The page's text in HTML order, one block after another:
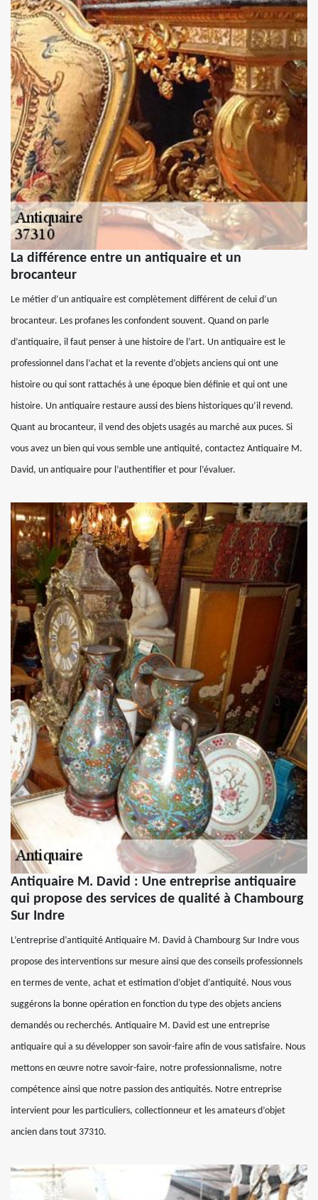
La différence entre un antiquaire et un
brocanteur
Le métier d’un antiquaire est complètement différent de celui d’un
brocanteur. Les profanes les confondent souvent. Quand on parle
d’antiquaire, il faut penser à une histoire de l’art. Un antiquaire est le
professionnel dans l’achat et la revente d’objets anciens qui ont une
histoire ou qui sont rattachés à une époque bien définie et qui ont une
histoire. Un antiquaire restaure aussi des biens historiques qu’il revend.
Quant au brocanteur, il vend des objets usagés au marché aux puces. Si
vous avez un bien qui vous semble une antiquité, contactez Antiquaire M.
David, un antiquaire pour l’authentifier et pour l’évaluer.
Antiquaire M. David : Une entreprise antiquaire
qui propose des services de qualité à Chambourg
Sur Indre
L’entreprise d’antiquité Antiquaire M. David à Chambourg Sur Indre vous
propose des interventions sur mesure ainsi que des conseils professionnels
en termes de vente, achat et estimation d’objet d’antiquité. Nous vous
suggérons la bonne opération en fonction du type des objets anciens
demandés ou recherchés. Antiquaire M. David est une entreprise
antiquaire qui a su développer son savoir-faire afin de vous satisfaire. Nous
mettons en œuvre notre savoir-faire, notre professionnalisme, notre
compétence ainsi que notre passion des antiquités. Notre entreprise
intervient pour les particuliers, collectionneur et les amateurs d’objet
ancien dans tout 37310.